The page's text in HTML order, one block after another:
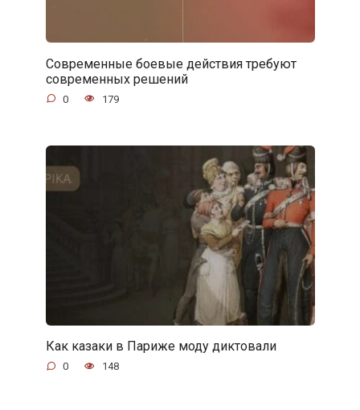
Современные боевые действия требуют
современных решений
0 179
Как казаки в Париже моду диктовали
0 148